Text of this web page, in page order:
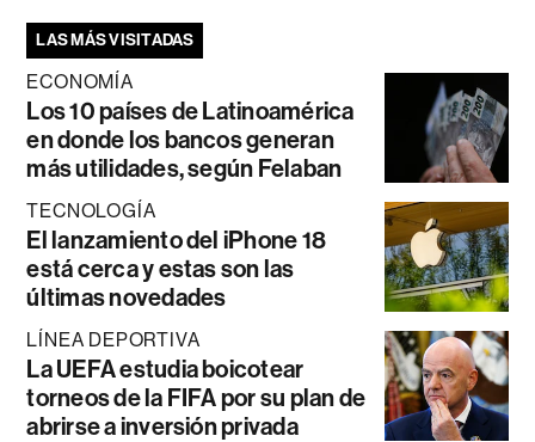
LAS MÁS VISITADAS
ECONOMÍA
Los 10 países de Latinoamérica
en donde los bancos generan
más utilidades, según Felaban
TECNOLOGÍA
El lanzamiento del iPhone 18
está cerca y estas son las
últimas novedades
LÍNEA DEPORTIVA
La UEFA estudia boicotear
torneos de la FIFA por su plan de
abrirse a inversión privada